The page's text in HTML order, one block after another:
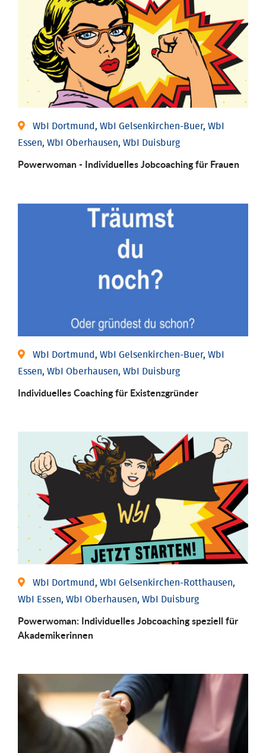
WbI Dortmund, WbI Gelsenkirchen-Buer, WbI
Essen, WbI Oberhausen, WbI Duisburg
Powerwoman - Individu­elles Job­coaching für Frauen
WbI Dortmund, WbI Gelsenkirchen-Buer, WbI
Essen, WbI Oberhausen, WbI Duisburg
Individu­elles Coaching für Existenz­gründer
WbI Dortmund, WbI Gelsenkirchen-Rotthausen,
WbI Essen, WbI Oberhausen, WbI Duisburg
Powerwoman: Individu­elles Job­coaching speziell für
Aka­demiker­innen